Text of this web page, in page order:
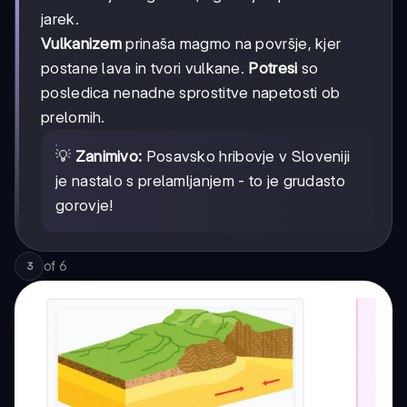
jarek.
Vulkanizem prinaša magmo na površje, kjer
postane lava in tvori vulkane. Potresi so
posledica nenadne sprostitve napetosti ob
prelomih.
💡 Zanimivo: Posavsko hribovje v Sloveniji
je nastalo s prelamljanjem - to je grudasto
gorovje!
3 of 6